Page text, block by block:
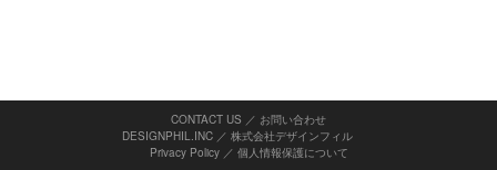
CONTACT US ／ お問い合わせ
DESIGNPHIL.INC ／ 株式会社デザインフィル
Privacy Policy／ 個人情報保護について